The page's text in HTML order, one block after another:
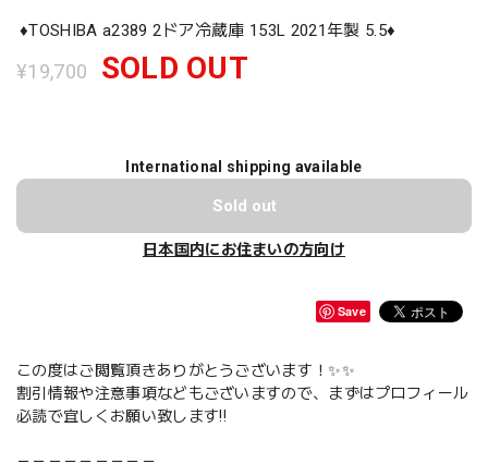
♦️TOSHIBA a2389 2ドア冷蔵庫 153L 2021年製 5.5♦️
¥19,700 SOLD OUT
International shipping available
Sold out
日本国内にお住まいの方向け
Save
この度はご閲覧頂きありがとうございます！✨✨
割引情報や注意事項などもございますので、まずはプロフィール
必読で宜しくお願い致します‼️
－－－－－－－－－